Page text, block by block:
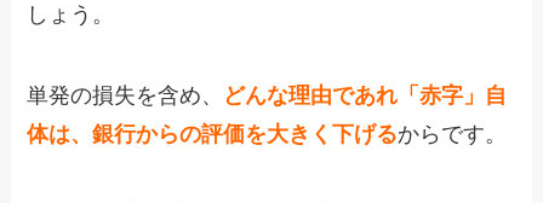
しょう。
単発の損失を含め、 どんな理由であれ「赤字」自
体は、銀行からの評価を大きく下げるからです。